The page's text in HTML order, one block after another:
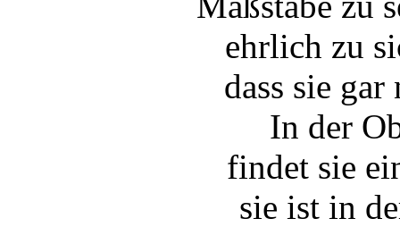
ehrlich zu
dass sie
In der
findet sie
sie ist in